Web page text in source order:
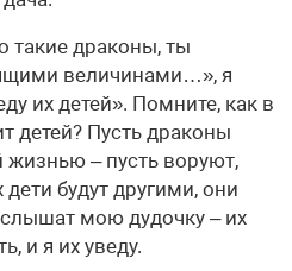
такие драконы, ты
величинами…», я
их детей». Помните, как в
детей? Пусть драконы
жизнью – пусть воруют,
будут другими, они
мою дудочку – их
и я их уведу.